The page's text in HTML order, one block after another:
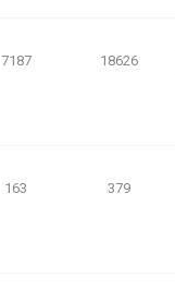
7187 18626
163 379